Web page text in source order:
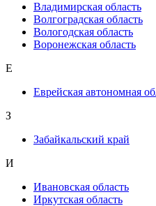
Владимирская область
Волгоградская область
Вологодская область
Воронежская область
Е
Еврейская автономная
З
Забайкальский край
И
Ивановская область
Иркутская область